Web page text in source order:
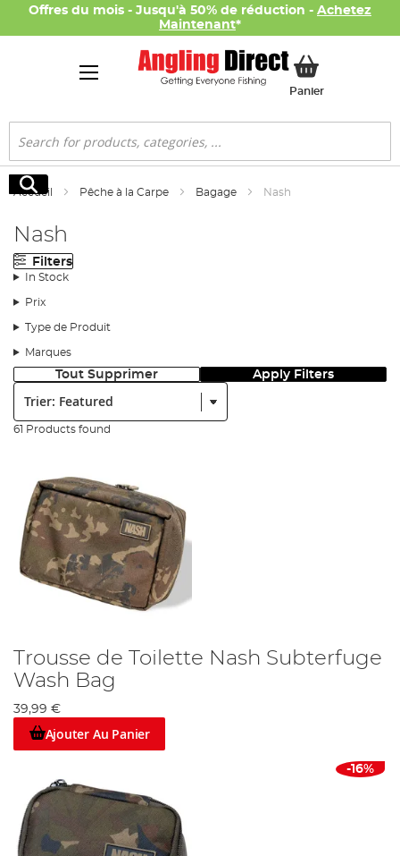
Offres du mois - Jusqu'à 50% de réduction - Achetez
Maintenant*
PanierMon panier
Rechercher
Rechercher
Accueil Pêche à la Carpe Bagage Nash
Nash
Filters
In Stock
Prix
Type de Produit
Marques
Tout Supprimer Apply Filters
61 Products found
Trousse de Toilette Nash Subterfuge
Wash Bag
39,99 €
Ajouter Au Panier
-16%